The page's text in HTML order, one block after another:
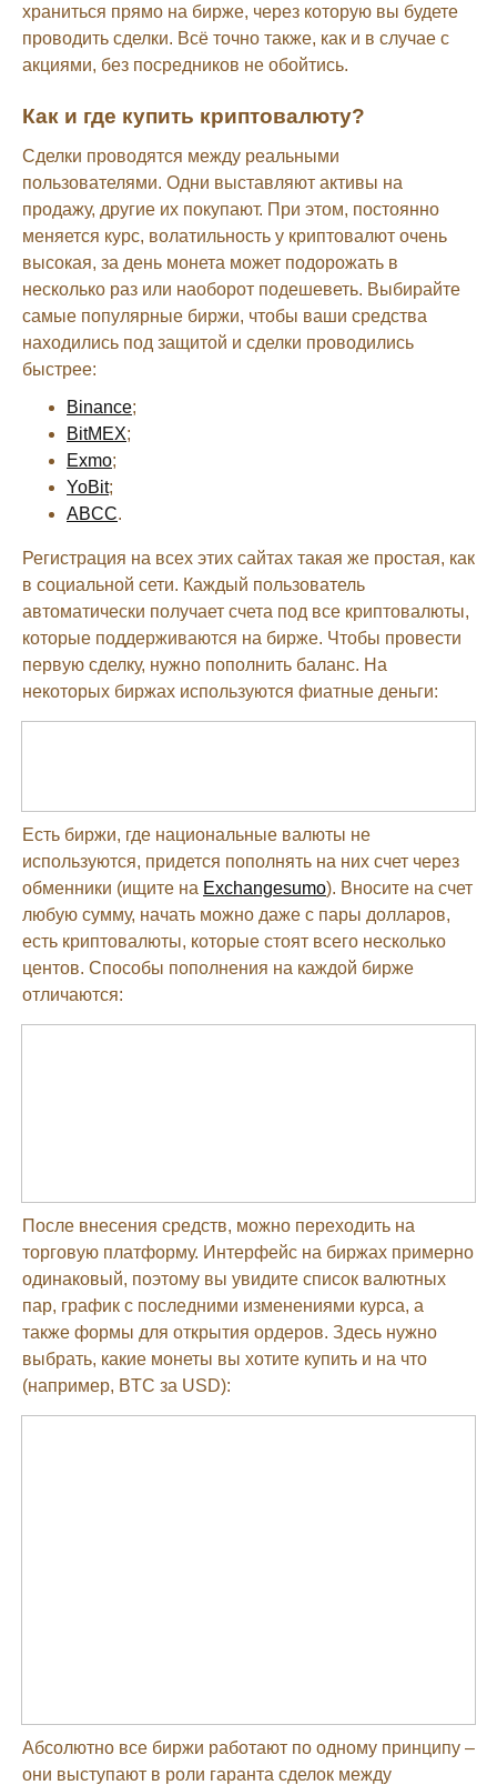
храниться прямо на бирже, через которую вы будете
проводить сделки. Всё точно также, как и в случае с
акциями, без посредников не обойтись.
Как и где купить криптовалюту?
Сделки проводятся между реальными
пользователями. Одни выставляют активы на
продажу, другие их покупают. При этом, постоянно
меняется курс, волатильность у криптовалют очень
высокая, за день монета может подорожать в
несколько раз или наоборот подешеветь. Выбирайте
самые популярные биржи, чтобы ваши средства
находились под защитой и сделки проводились
быстрее:
Binance;
BitMEX;
Exmo;
YoBit;
ABCC.
Регистрация на всех этих сайтах такая же простая, как
в социальной сети. Каждый пользователь
автоматически получает счета под все криптовалюты,
которые поддерживаются на бирже. Чтобы провести
первую сделку, нужно пополнить баланс. На
некоторых биржах используются фиатные деньги:
Есть биржи, где национальные валюты не
используются, придется пополнять на них счет через
обменники (ищите на Exchangesumo). Вносите на счет
любую сумму, начать можно даже с пары долларов,
есть криптовалюты, которые стоят всего несколько
центов. Способы пополнения на каждой бирже
отличаются:
После внесения средств, можно переходить на
торговую платформу. Интерфейс на биржах примерно
одинаковый, поэтому вы увидите список валютных
пар, график с последними изменениями курса, а
также формы для открытия ордеров. Здесь нужно
выбрать, какие монеты вы хотите купить и на что
(например, BTC за USD):
Абсолютно все биржи работают по одному принципу –
они выступают в роли гаранта сделок между